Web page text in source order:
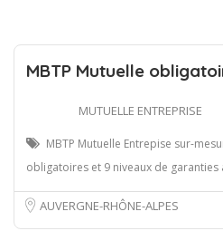
MBTP Mutuelle
MUTUELLE ENTREPRISE
MBTP Mutuelle Entrepise sur-
obligatoires et 9 niveaux de garanties
AUVERGNE-RHÔNE-ALPES